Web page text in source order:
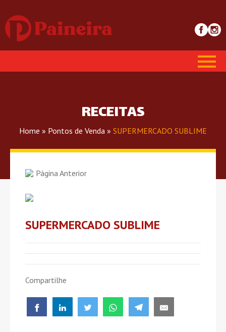
RECEITAS
Home » Pontos de Venda » SUPERMERCADO SUBLIME
Página Anterior
SUPERMERCADO SUBLIME
Compartilhe